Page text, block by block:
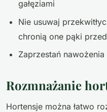
gałęziami
Nie usuwaj
chronią one pąki
Zaprzestań
Rozmnażanie
Hortensje można łatwo